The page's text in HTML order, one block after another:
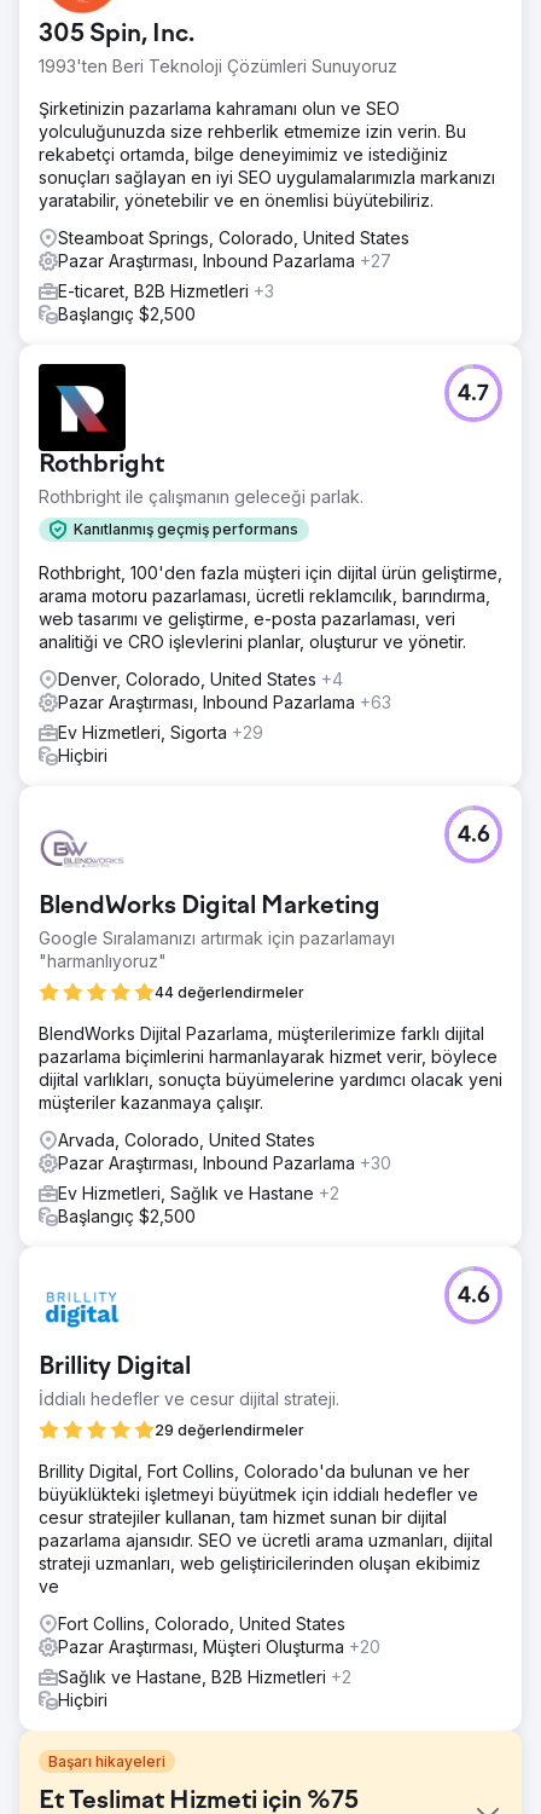
305 Spin, Inc.
1993'ten Beri Teknoloji Çözümleri Sunuyoruz
Şirketinizin pazarlama kahramanı olun ve SEO
yolculuğunuzda size rehberlik etmemize izin verin. Bu
rekabetçi ortamda, bilge deneyimimiz ve istediğiniz
sonuçları sağlayan en iyi SEO uygulamalarımızla markanızı
yaratabilir, yönetebilir ve en önemlisi büyütebiliriz.
Steamboat Springs, Colorado, United States
Pazar Araştırması, Inbound Pazarlama +27
E-ticaret, B2B Hizmetleri +3
Başlangıç $2,500
Rothbright
Rothbright ile çalışmanın geleceği parlak.
Kanıtlanmış geçmiş performans
4.7
Rothbright, 100'den fazla müşteri için dijital ürün geliştirme,
arama motoru pazarlaması, ücretli reklamcılık, barındırma,
web tasarımı ve geliştirme, e-posta pazarlaması, veri
analitiği ve CRO işlevlerini planlar, oluşturur ve yönetir.
Denver, Colorado, United States +4
Pazar Araştırması, Inbound Pazarlama +63
Ev Hizmetleri, Sigorta +29
Hiçbiri
BlendWorks Digital Marketing
Google Sıralamanızı artırmak için pazarlamayı
"harmanlıyoruz"
44 değerlendirmeler
4.6
BlendWorks Dijital Pazarlama, müşterilerimize farklı dijital
pazarlama biçimlerini harmanlayarak hizmet verir, böylece
dijital varlıkları, sonuçta büyümelerine yardımcı olacak yeni
müşteriler kazanmaya çalışır.
Arvada, Colorado, United States
Pazar Araştırması, Inbound Pazarlama +30
Ev Hizmetleri, Sağlık ve Hastane +2
Başlangıç $2,500
Brillity Digital
İddialı hedefler ve cesur dijital strateji.
29 değerlendirmeler
4.6
Brillity Digital, Fort Collins, Colorado'da bulunan ve her
büyüklükteki işletmeyi büyütmek için iddialı hedefler ve
cesur stratejiler kullanan, tam hizmet sunan bir dijital
pazarlama ajansıdır. SEO ve ücretli arama uzmanları, dijital
strateji uzmanları, web geliştiricilerinden oluşan ekibimiz
ve
Fort Collins, Colorado, United States
Pazar Araştırması, Müşteri Oluşturma +20
Sağlık ve Hastane, B2B Hizmetleri +2
Hiçbiri
Başarı hikayeleri
Et Teslimat Hizmeti için %75